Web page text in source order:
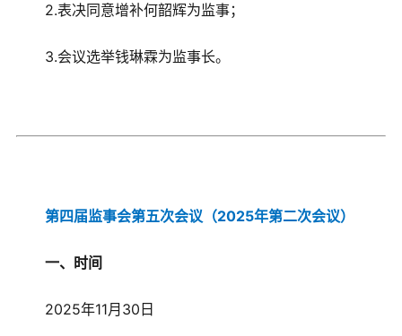
2.表决同意增补何韶辉为监事；
3.会议选举钱琳霖为监事长。
第四届监事会第五次会议（2025年第二次会议）
一、时间
2025年11月30日